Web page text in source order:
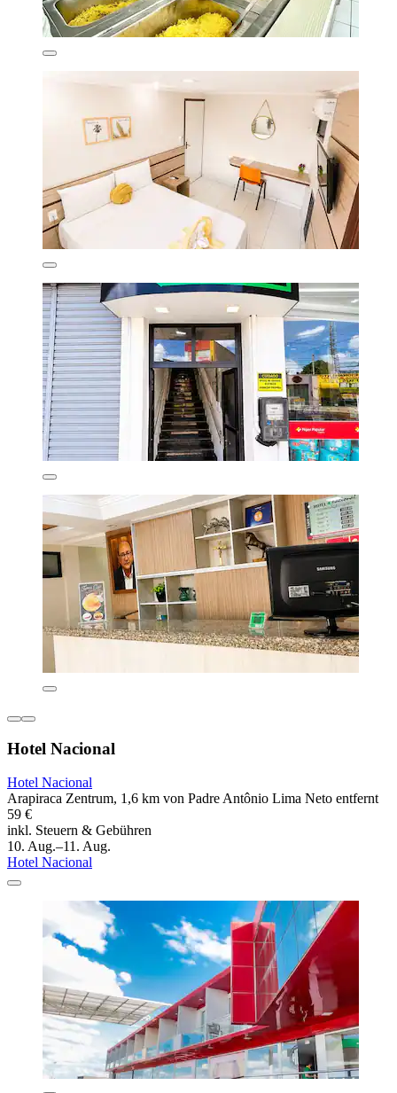
Hotel Nacional
Hotel Nacional
Arapiraca Zentrum, 1,6 km von Padre Antônio Lima Neto entfernt
59 €
inkl. Steuern & Gebühren
10. Aug.–11. Aug.
Hotel Nacional